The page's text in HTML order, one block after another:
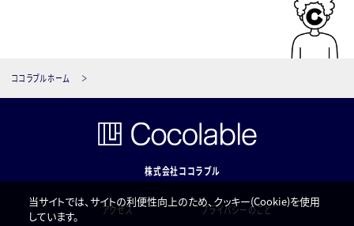
ココラブルホーム
株式会社ココラブル
アクセス プライバシーのこと
当サイトでは、サイトの利便性向上のため、クッキー(Cookie)を使用
しています。